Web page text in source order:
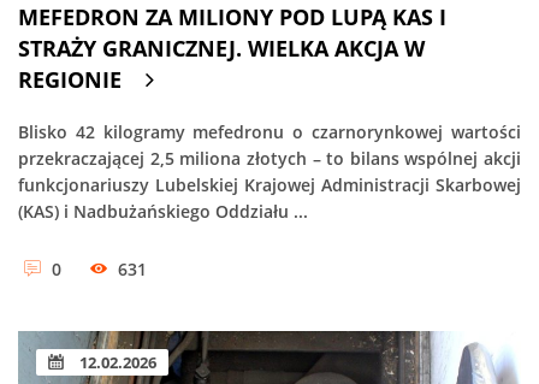
MEFEDRON ZA MILIONY POD LUPĄ KAS I
STRAŻY GRANICZNEJ. WIELKA AKCJA W
REGIONIE
Blisko 42 kilogramy mefedronu o czarnorynkowej wartości
przekraczającej 2,5 miliona złotych – to bilans wspólnej akcji
funkcjonariuszy Lubelskiej Krajowej Administracji Skarbowej
(KAS) i Nadbużańskiego Oddziału ...
0 631
12.02.2026